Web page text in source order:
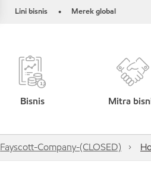
Lini bisnis • Merek global
Bisnis Mitra
Fayscott-Company-(CLOSED)